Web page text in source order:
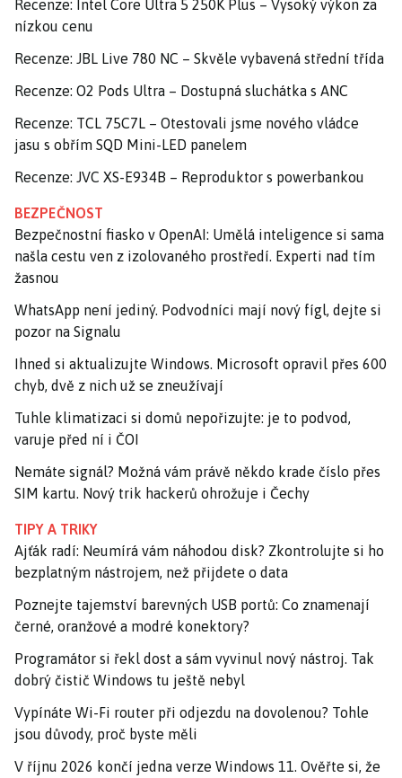
Recenze: Intel Core Ultra 5 250K Plus – Vysoký výkon za
nízkou cenu
Recenze: JBL Live 780 NC – Skvěle vybavená střední třída
Recenze: O2 Pods Ultra – Dostupná sluchátka s ANC
Recenze: TCL 75C7L – Otestovali jsme nového vládce
jasu s obřím SQD Mini-LED panelem
Recenze: JVC XS-E934B – Reproduktor s powerbankou
BEZPEČNOST
Bezpečnostní fiasko v OpenAI: Umělá inteligence si sama
našla cestu ven z izolovaného prostředí. Experti nad tím
žasnou
WhatsApp není jediný. Podvodníci mají nový fígl, dejte si
pozor na Signalu
Ihned si aktualizujte Windows. Microsoft opravil přes 600
chyb, dvě z nich už se zneužívají
Tuhle klimatizaci si domů nepořizujte: je to podvod,
varuje před ní i ČOI
Nemáte signál? Možná vám právě někdo krade číslo přes
SIM kartu. Nový trik hackerů ohrožuje i Čechy
TIPY A TRIKY
Ajťák radí: Neumírá vám náhodou disk? Zkontrolujte si ho
bezplatným nástrojem, než přijdete o data
Poznejte tajemství barevných USB portů: Co znamenají
černé, oranžové a modré konektory?
Programátor si řekl dost a sám vyvinul nový nástroj. Tak
dobrý čistič Windows tu ještě nebyl
Vypínáte Wi-Fi router při odjezdu na dovolenou? Tohle
jsou důvody, proč byste měli
V říjnu 2026 končí jedna verze Windows 11. Ověřte si, že